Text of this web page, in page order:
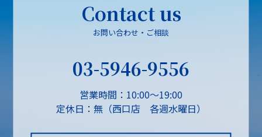
Contact us
お問い合わせ・ご相談
03-5946-9556
営業時間：10:00～19:00
定休日：無（西口店 各週水曜日）